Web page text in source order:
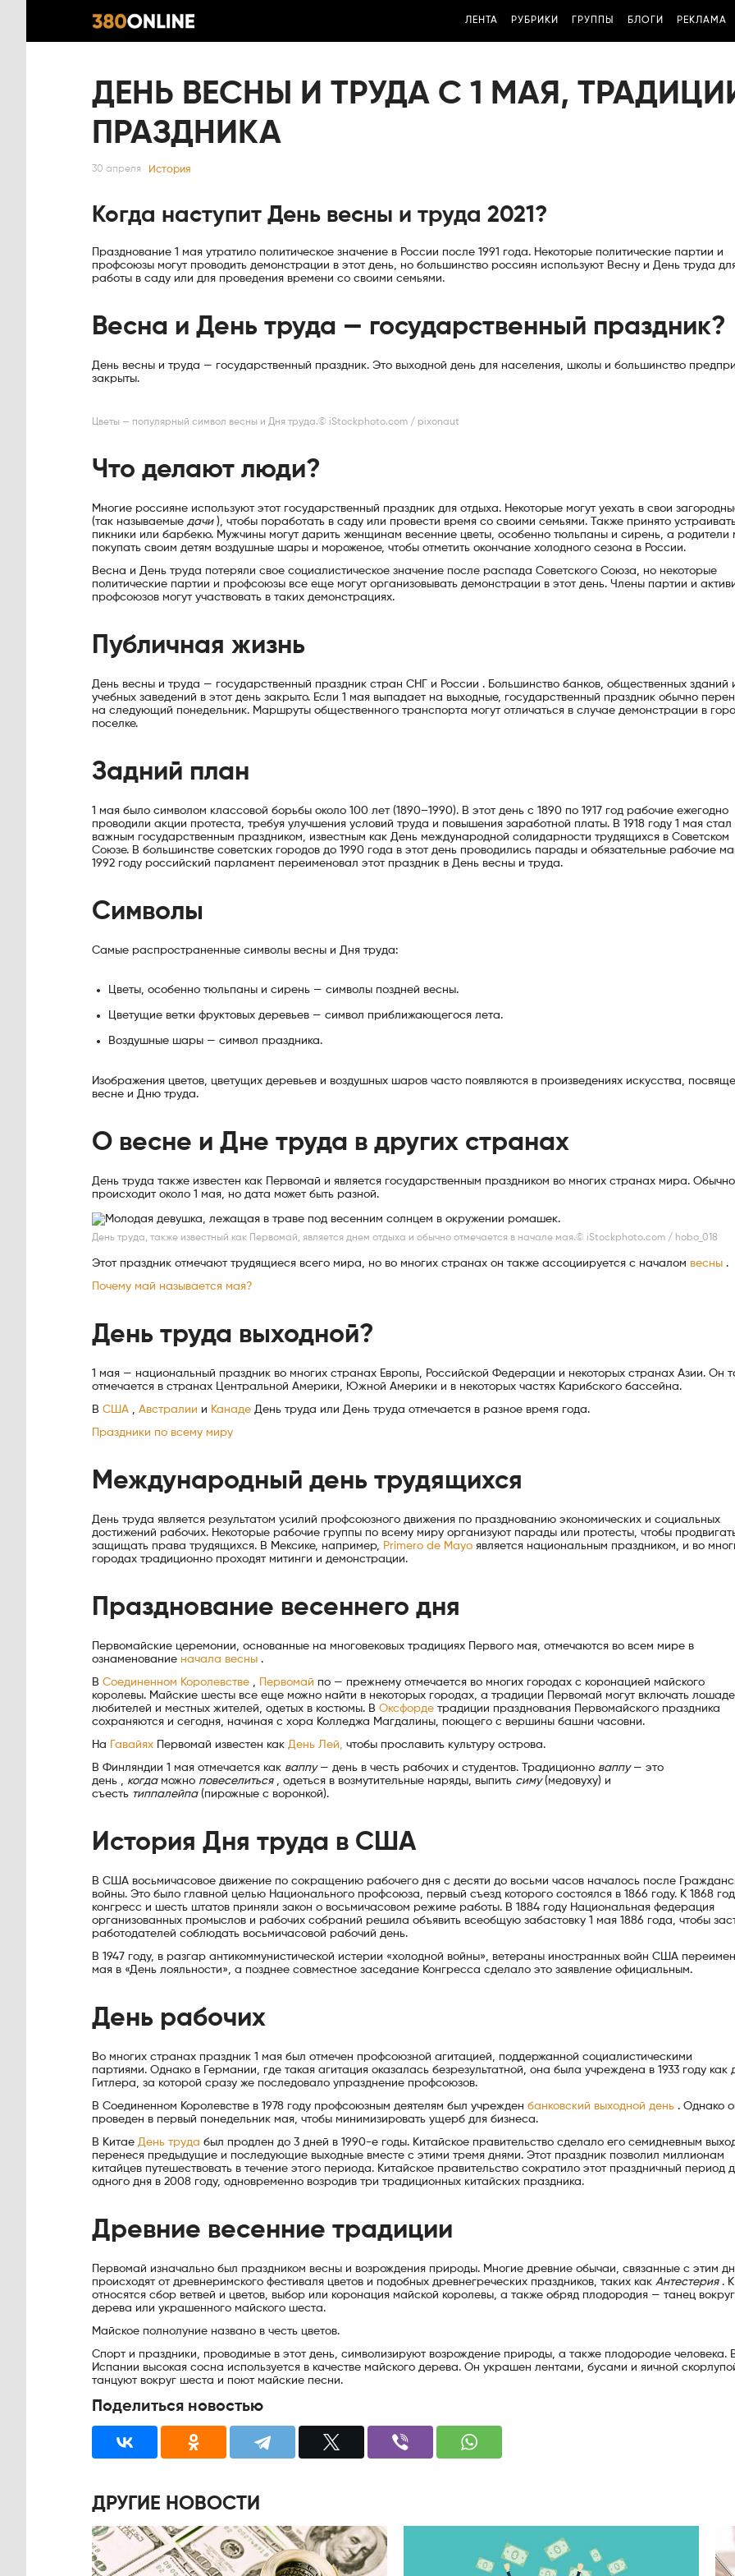
ЛЕНТА РУБРИКИ ГРУППЫ БЛОГИ РЕКЛАМА
ДЕНЬ ВЕСНЫ И ТРУДА С 1 МАЯ,
ПРАЗДНИКА
30 апреля История
Когда наступит День весны и труда 2021?
Празднование 1 мая утратило политическое значение в России после 1991 года. Некоторые политические партии и
профсоюзы могут проводить демонстрации в этот день, но большинство россиян используют Весну и День труда
работы в саду или для проведения времени со своими семьями.
Весна и День труда — государственный праздник?
День весны и труда — государственный праздник. Это выходной день для населения, школы и большинство
закрыты.
Цветы — популярный символ весны и Дня труда.© iStockphoto.com / pixonaut
Что делают люди?
Многие россияне используют этот государственный праздник для отдыха. Некоторые могут уехать в свои
(так называемые дачи), чтобы поработать в саду или провести время со своими семьями. Также принято
пикники или барбекю. Мужчины могут дарить женщинам весенние цветы, особенно тюльпаны и сирень, а родители
покупать своим детям воздушные шары и мороженое, чтобы отметить окончание холодного сезона в России.
Весна и День труда потеряли свое социалистическое значение после распада Советского Союза, но некоторые
политические партии и профсоюзы все еще могут организовывать демонстрации в этот день. Члены партии и
профсоюзов могут участвовать в таких демонстрациях.
Публичная жизнь
День весны и труда — государственный праздник стран СНГ и России . Большинство банков, общественных зданий
учебных заведений в этот день закрыто. Если 1 мая выпадает на выходные, государственный праздник обычно
на следующий понедельник. Маршруты общественного транспорта могут отличаться в случае демонстрации в
поселке.
Задний план
1 мая было символом классовой борьбы около 100 лет (1890–1990). В этот день с 1890 по 1917 год рабочие ежегодно
проводили акции протеста, требуя улучшения условий труда и повышения заработной платы. В 1918 году 1 мая стал
важным государственным праздником, известным как День международной солидарности трудящихся в Советском
Союзе. В большинстве советских городов до 1990 года в этот день проводились парады и обязательные рабочие
1992 году российский парламент переименовал этот праздник в День весны и труда.
Символы
Самые распространенные символы весны и Дня труда:
Цветы, особенно тюльпаны и сирень — символы поздней весны.
Цветущие ветки фруктовых деревьев — символ приближающегося лета.
Воздушные шары — символ праздника.
Изображения цветов, цветущих деревьев и воздушных шаров часто появляются в произведениях искусства,
весне и Дню труда.
О весне и Дне труда в других странах
День труда также известен как Первомай и является государственным праздником во многих странах мира.
происходит около 1 мая, но дата может быть разной.
День труда, также известный как Первомай, является днем ​​отдыха и обычно отмечается в начале мая.© iStockphoto.com / hobo_018
Этот праздник отмечают трудящиеся всего мира, но во многих странах он также ассоциируется с началом весны .
Почему май называется мая?
День труда выходной?
1 мая — национальный праздник во многих странах Европы, Российской Федерации и некоторых странах Азии. Он
отмечается в странах Центральной Америки, Южной Америки и в некоторых частях Карибского бассейна.
В США , Австралии и Канаде День труда или День труда отмечается в разное время года.
Праздники по всему миру
Международный день трудящихся
День труда является результатом усилий профсоюзного движения по празднованию экономических и социальных
достижений рабочих. Некоторые рабочие группы по всему миру организуют парады или протесты, чтобы
защищать права трудящихся. В Мексике, например, Primero de Mayo является национальным праздником, и во
городах традиционно проходят митинги и демонстрации.
Празднование весеннего дня
Первомайские церемонии, основанные на многовековых традициях Первого мая, отмечаются во всем мире в
ознаменование начала весны .
В Соединенном Королевстве , Первомай по — прежнему отмечается во многих городах с коронацией майского
королевы. Майские шесты все еще можно найти в некоторых городах, а традиции Первомай могут включать
любителей и местных жителей, одетых в костюмы. В Оксфорде традиции празднования Первомайского праздника
сохраняются и сегодня, начиная с хора Колледжа Магдалины, поющего с вершины башни часовни.
На Гавайях Первомай известен как День Лей, чтобы прославить культуру острова.
В Финляндии 1 мая отмечается как ваппу— день в честь рабочих и студентов. Традиционно ваппу— это
день , когдаможно повеселиться, одеться в возмутительные наряды, выпить симу(медовуху) и
съесть типпалейпа(пирожные с воронкой).
История Дня труда в США
В США восьмичасовое движение по сокращению рабочего дня с десяти до восьми часов началось после
войны. Это было главной целью Национального профсоюза, первый съезд которого состоялся в 1866 году. К 1868
конгресс и шесть штатов приняли закон о восьмичасовом режиме работы. В 1884 году Национальная федерация
организованных промыслов и рабочих собраний решила объявить всеобщую забастовку 1 мая 1886 года, чтобы
работодателей соблюдать восьмичасовой рабочий день.
В 1947 году, в разгар антикоммунистической истерии «холодной войны», ветераны иностранных войн США
мая в «День лояльности», а позднее совместное заседание Конгресса сделало это заявление официальным.
День рабочих
Во многих странах праздник 1 мая был отмечен профсоюзной агитацией, поддержанной социалистическими
партиями. Однако в Германии, где такая агитация оказалась безрезультатной, она была учреждена в 1933 году как
Гитлера, за которой сразу же последовало упразднение профсоюзов.
В Соединенном Королевстве в 1978 году профсоюзным деятелям был учрежден банковский выходной день . Однако
проведен в первый понедельник мая, чтобы минимизировать ущерб для бизнеса.
В Китае День труда был продлен до 3 дней в 1990-е годы. Китайское правительство сделало его семидневным
перенеся предыдущие и последующие выходные вместе с этими тремя днями. Этот праздник позволил миллионам
китайцев путешествовать в течение этого периода. Китайское правительство сократило этот праздничный период
одного дня в 2008 году, одновременно возродив три традиционных китайских праздника.
Древние весенние традиции
Первомай изначально был праздником весны и возрождения природы. Многие древние обычаи, связанные с этим
происходят от древнеримского фестиваля цветов и подобных древнегреческих праздников, таких как Антестерия. К
относятся сбор ветвей и цветов, выбор или коронация майской королевы, а также обряд плодородия — танец
дерева или украшенного майского шеста.
Майское полнолуние названо в честь цветов.
Спорт и праздники, проводимые в этот день, символизируют возрождение природы, а также плодородие человека.
Испании высокая сосна используется в качестве майского дерева. Он украшен лентами, бусами и яичной
танцуют вокруг шеста и поют майские песни.
Поделиться новостью
ДРУГИЕ НОВОСТИ